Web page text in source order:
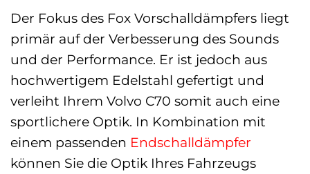
Der Fokus des Fox Vorschalldämpfers liegt
primär auf der Verbesserung des Sounds
und der Performance. Er ist jedoch aus
hochwertigem Edelstahl gefertigt und
verleiht Ihrem Volvo C70 somit auch eine
sportlichere Optik. In Kombination mit
einem passenden Endschalldämpfer
können Sie die Optik Ihres Fahrzeugs